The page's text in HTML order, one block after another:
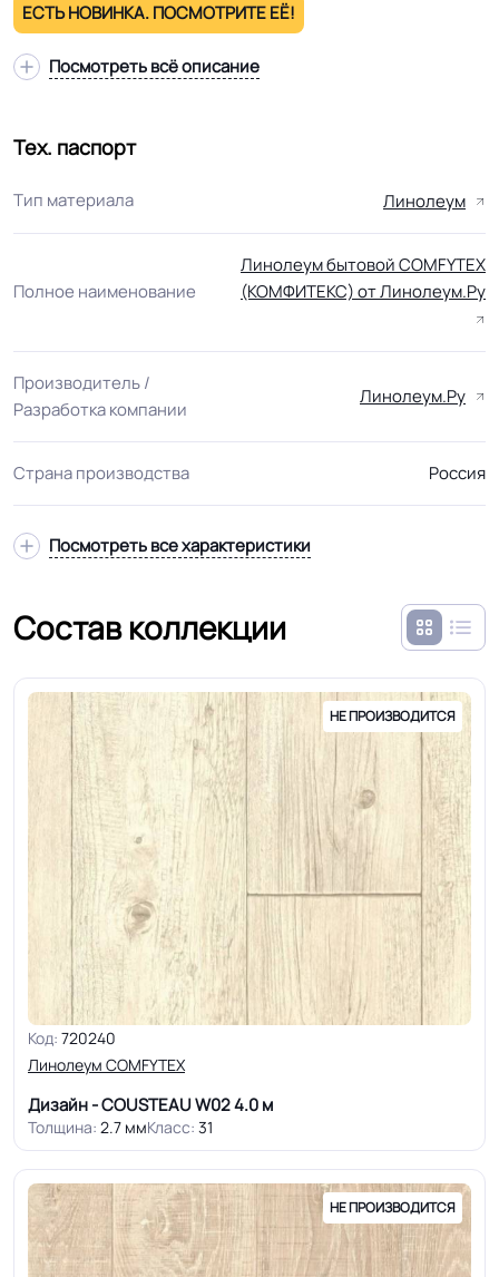
ЕСТЬ НОВИНКА. ПОСМОТРИТЕ ЕЁ!
Посмотреть всё описание
Тех. паспорт
Тип материала Линолеум
Полное наименование
Линолеум бытовой COMFYTEX
(КОМФИТЕКС) от Линолеум.Ру
Производитель /
Разработка компании
Линолеум.Ру
Страна производства Россия
Посмотреть все характеристики
Состав коллекции
НЕ ПРОИЗВОДИТСЯ
Код: 720240
Линолеум COMFYTEX
Дизайн - COUSTEAU W024.0 м
Толщина: 2.7 ммКласс: 31
НЕ ПРОИЗВОДИТСЯ